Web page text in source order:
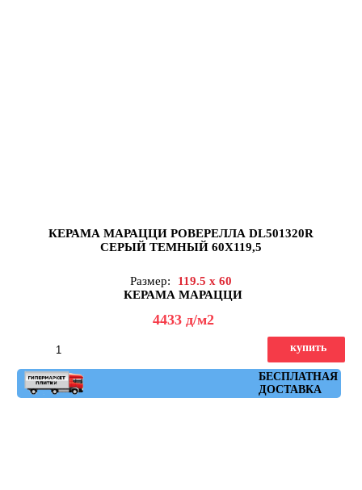
КЕРАМА МАРАЦЦИ РОВЕРЕЛЛА DL501320R
СЕРЫЙ ТЕМНЫЙ 60X119,5
Размер:
119.5 x 60
КЕРАМА МАРАЦЦИ
4433 д/м2
БЕСПЛАТНАЯ
ДОСТАВКА
купить